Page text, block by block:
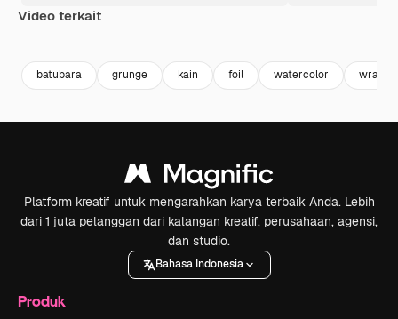
Video terkait
batubara grunge kain foil watercolor
Platform kreatif untuk mengarahkan karya terbaik Anda. Lebih
dari 1 juta pelanggan dari kalangan kreatif, perusahaan, agensi,
dan studio.
Bahasa Indonesia
Produk